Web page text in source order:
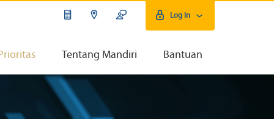
Log In
Tentang Mandiri Bantuan